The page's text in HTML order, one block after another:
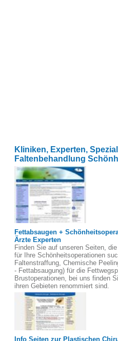
Kliniken, Experten,
Faltenbehandlung
Fettabsaugen +
Ärzte Experten
Finden Sie auf unseren Seiten,
für Ihre Schönheitsoperationen
Faltenstraffung, Chemische
- Fettabsaugung) für die
Brustoperationen, bei uns finden
ihren Gebieten renommiert sind.
Info Seiten zur Plastischen